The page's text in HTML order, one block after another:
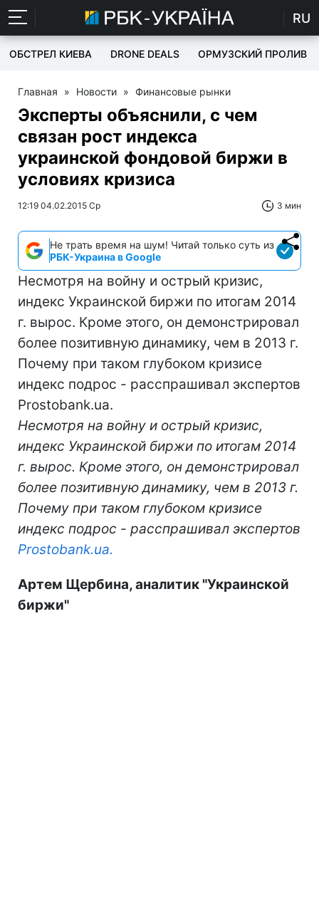
RU
ОБСТРЕЛ КИЕВА DRONE DEALS ОРМУЗСКИЙ ПРОЛИВ
Главная » Новости » Финансовые рынки
Эксперты объяснили, с чем
связан рост индекса
украинской фондовой биржи в
условиях кризиса
12:19 04.02.2015 Ср 3 мин
Не трать время на шум! Читай только суть из
РБК-Украина в Google
Несмотря на войну и острый кризис,
индекс Украинской биржи по итогам 2014
г. вырос. Кроме этого, он демонстрировал
более позитивную динамику, чем в 2013 г.
Почему при таком глубоком кризисе
индекс подрос - расспрашивал экспертов
Prostobank.ua.
Несмотря на войну и острый кризис,
индекс Украинской биржи по итогам 2014
г. вырос. Кроме этого, он демонстрировал
более позитивную динамику, чем в 2013 г.
Почему при таком глубоком кризисе
индекс подрос - расспрашивал экспертов
Prostobank.ua.
Артем Щербина, аналитик "Украинской
биржи"